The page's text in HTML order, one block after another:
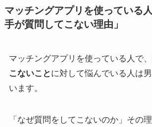
マッチングアプリを使っている
手が質問してこない理由」
マッチングアプリを使っている人で、
こないこと に対して悩んでいる人は
います。
「なぜ質問をしてこないのか」その